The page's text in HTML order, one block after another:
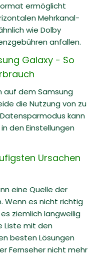
ermöglicht
Mehrkanal-
wie Dolby
anfallen.
Galaxy - So
auf dem Samsung
die Nutzung von zu
kann
den Einstellungen
Ursachen
eine Quelle der
Wenn es nicht richtig
ziemlich langweilig
Liste mit den
besten Lösungen
Fernseher nicht mehr